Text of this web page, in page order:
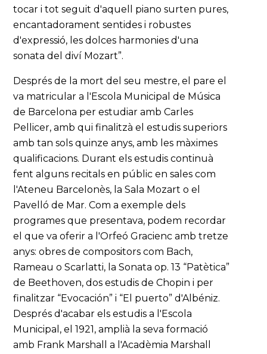
tocar i tot seguit d'aquell piano surten pures,
encantadorament sentides i robustes
d'expressió, les dolces harmonies d'una
sonata del diví Mozart”.
Després de la mort del seu mestre, el pare el
va matricular a l'Escola Municipal de Música
de Barcelona per estudiar amb Carles
Pellicer, amb qui finalitzà el estudis superiors
amb tan sols quinze anys, amb les màximes
qualificacions. Durant els estudis continuà
fent alguns recitals en públic en sales com
l'Ateneu Barcelonès, la Sala Mozart o el
Pavelló de Mar. Com a exemple dels
programes que presentava, podem recordar
el que va oferir a l'Orfeó Gracienc amb tretze
anys: obres de compositors com Bach,
Rameau o Scarlatti, la Sonata op. 13 “Patètica”
de Beethoven, dos estudis de Chopin i per
finalitzar “Evocación” i “El puerto” d'Albéniz.
Després d'acabar els estudis a l'Escola
Municipal, el 1921, amplià la seva formació
amb Frank Marshall a l'Acadèmia Marshall